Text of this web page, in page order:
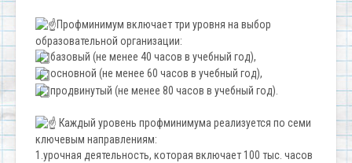
Профминимум включает три уровня на выбор
образовательной организации:
базовый (не менее 40 часов в учебный год),
основной (не менее 60 часов в учебный год),
продвинутый (не менее 80 часов в учебный год).
Каждый уровень профминимума реализуется по семи
ключевым направлениям:
1.урочная деятельность, которая включает 100 тыс. часов